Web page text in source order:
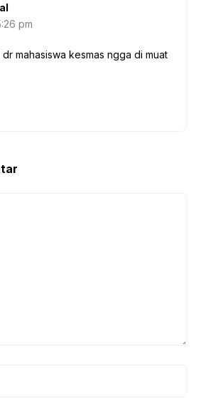
pm
mahasiswa kesmas ngga di muat